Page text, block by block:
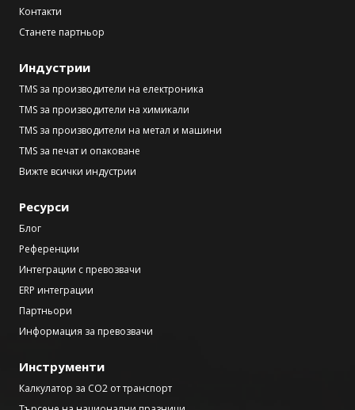
Контакти
Станете партньор
Индустрии
TMS за производители на електроника
TMS за производители на химикали
TMS за производители на метал и машини
TMS за печат и опаковане
Вижте всички индустрии
Ресурси
Блог
Референции
Интеграции с превозвачи
ERP интеграции
Партньори
Информация за превозвачи
Инструменти
Калкулатор за CO2 от транспорт